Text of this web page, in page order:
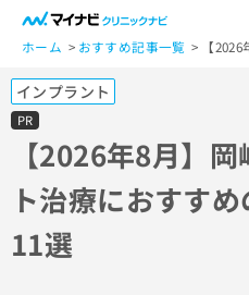
ホーム おすすめ記事一覧 【
インプラント
PR
【2026年8月】
ト治療におすす
11選
一
般
ー
ザ
ー
の
方
は
こ